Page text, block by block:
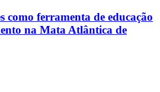
como ferramenta de educação
na Mata Atlântica de